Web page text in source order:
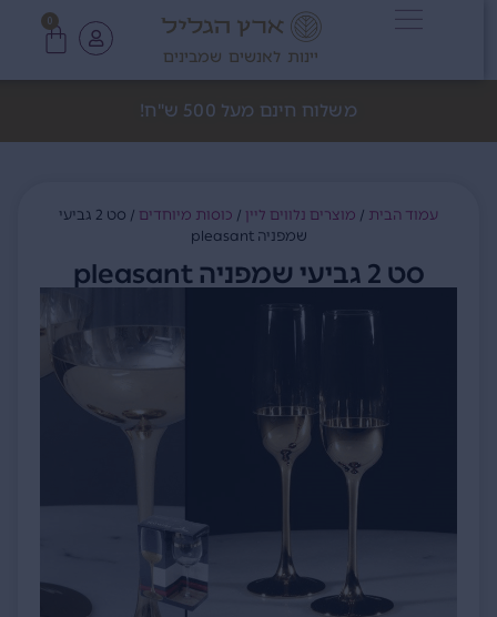
יינות לאנשים שמבינים
משלוח חינם מעל 500 ש"ח!
עמוד הבית/ מוצרים נלווים ליין/ כוסות מיוחדים
/ סט 2 גביעי
שמפניה pleasant
סט 2 גביעי שמפניה pleasant